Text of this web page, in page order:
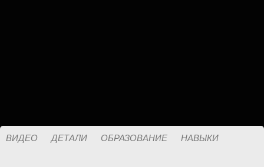
ВИДЕО ДЕТАЛИ ОБРАЗОВАНИЕ НАВЫКИ